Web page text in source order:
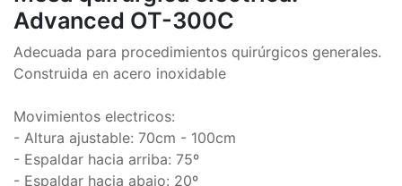
Advanced OT-300C
Adecuada para procedimientos quirúrgicos generales.
Construida en acero inoxidable
Movimientos electricos:
- Altura ajustable: 70cm - 100cm
- Espaldar hacia arriba: 75º
- Espaldar hacia abajo: 20º